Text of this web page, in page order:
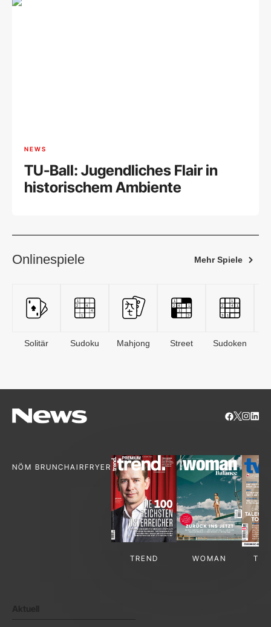
NEWS
TU-Ball: Jugendliches Flair in
historischem Ambiente
Onlinespiele Mehr Spiele
Solitär Sudoku Mahjong Street Sudoken
NÖM BRUNCHAIRFRYER
TREND WOMAN TV-